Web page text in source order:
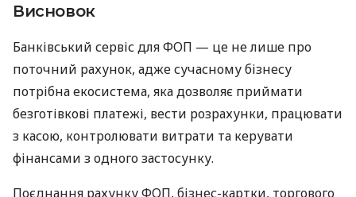
Висновок
Банківський сервіс для ФОП — це не лише про
поточний рахунок, адже сучасному бізнесу
потрібна екосистема, яка дозволяє приймати
безготівкові платежі, вести розрахунки, працювати
з касою, контролювати витрати та керувати
фінансами з одного застосунку.
Поєднання рахунку ФОП, бізнес-картки, торгового